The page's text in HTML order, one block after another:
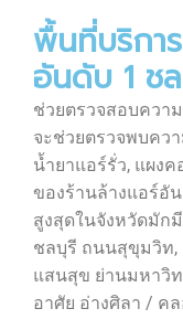
พื้นที่บริกา
อันดับ 1 ช
ช่วยตรวจสอบควา
จะช่วยตรวจพบคว
น้ำยาแอร์รั่ว, แผงค
ของร้านล้างแอร์อั
สูงสุดในจังหวัดมัก
ชลบุรี ถนนสุขุมวิท,
แสนสุข ย่านมหาวิ
อาศัย อ่างศิลา / ค